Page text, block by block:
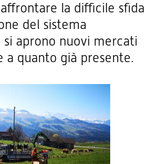
la difficile sfida
del sistema
aprono nuovi mercati
a quanto già presente.